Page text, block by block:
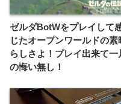
ゼルダBotWをプレイして
じたオープンワールドの素
らしさよ！プレイ出来て一
の悔い無し！